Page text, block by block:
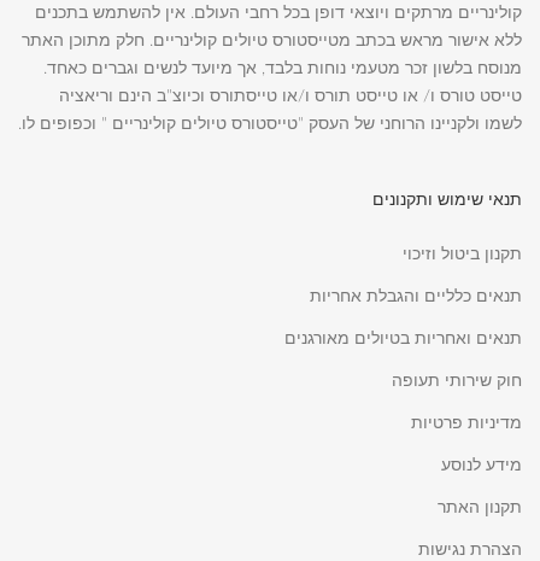
קולינריים מרתקים ויוצאי דופן בכל רחבי העולם. אין להשתמש בתכנים
ללא אישור מראש בכתב מטייסטורס טיולים קולינריים. חלק מתוכן האתר
מנוסח בלשון זכר מטעמי נוחות בלבד, אך מיועד לנשים וגברים כאחד.
טייסט טורס ו/ או טייסט תורס ו/או טייסתורס וכיוצ"ב הינם וריאציה
לשמו ולקניינו הרוחני של העסק "טייסטורס טיולים קולינריים " וכפופים לו.
תנאי שימוש ותקנונים
תקנון ביטול וזיכוי
תנאים כלליים והגבלת אחריות
תנאים ואחריות בטיולים מאורגנים
חוק שירותי תעופה
מדיניות פרטיות
מידע לנוסע
תקנון האתר
הצהרת נגישות